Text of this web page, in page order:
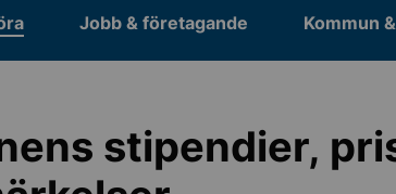
Jobb & företagande Kommun
stipendier,